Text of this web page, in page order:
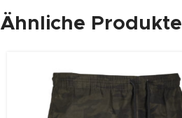
Ähnliche Produkte